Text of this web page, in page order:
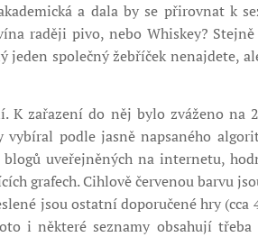
a dala by se přirovnat k
raději pivo, nebo Whiskey?
společný žebříček nenajdete,
K zařazení do něj bylo zváženo na
podle jasně napsaného
uveřejněných na internetu,
grafech. Cihlově červenou barvu
jsou ostatní doporučené hry
i některé seznamy obsahují